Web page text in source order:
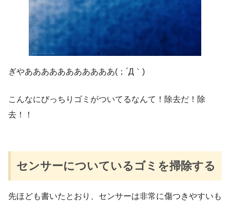
ぎやあああああああああああ(；´Д｀)
こんなにびっちりゴミがついてるなんて！除去だ！除
去！！
センサーについているゴミを掃除する
先ほども書いたとおり、センサーは非常に傷つきやすいも